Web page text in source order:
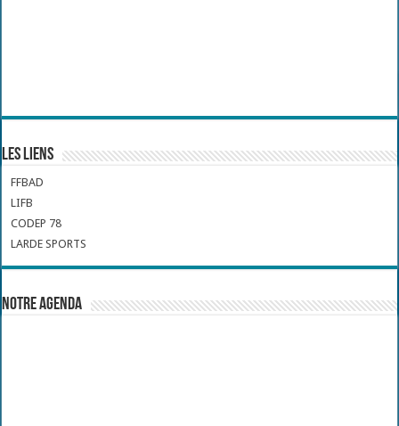
Les liens
FFBAD
LIFB
CODEP 78
LARDE SPORTS
Notre Agenda